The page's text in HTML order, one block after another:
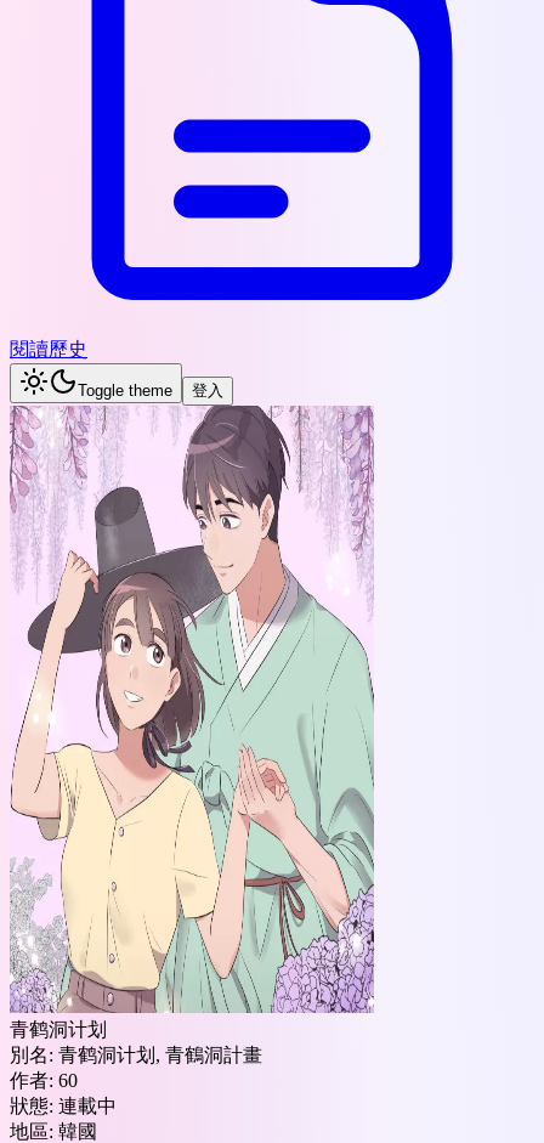
閱讀歷史
Toggle theme 登入
青鹤洞计划
別名: 青鹤洞计划, 青鶴洞計畫
作者: 60
狀態: 連載中
地區: 韓國